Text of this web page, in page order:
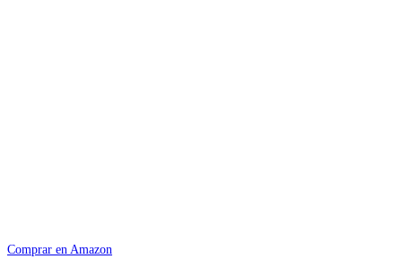
Comprar en Amazon